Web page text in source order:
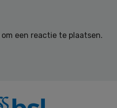
om een reactie te plaatsen.